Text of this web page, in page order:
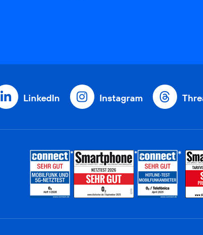
LinkedIn Instagram